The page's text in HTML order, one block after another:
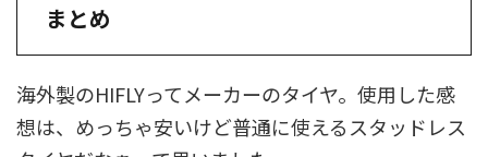
まとめ
海外製のHIFLYってメーカーのタイヤ。使用した感
想は、めっちゃ安いけど普通に使えるスタッドレス